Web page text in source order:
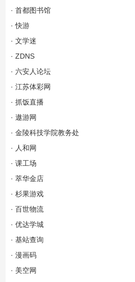
· 首都图书馆
· 快游
· 文学迷
· ZDNS
· 六安人论坛
· 江苏体彩网
· 抓饭直播
· 遨游网
· 金陵科技学院教务处
· 人和网
· 课工场
· 萃华金店
· 杉果游戏
· 百世物流
· 优达学城
· 基站查询
· 漫画码
· 美空网